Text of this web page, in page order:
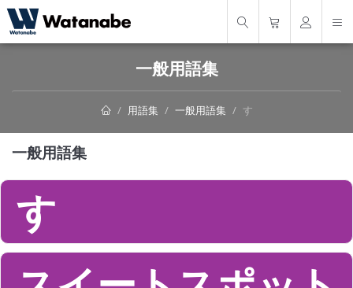
一般用語集
用語集 一般用語集 す
一般用語集
す